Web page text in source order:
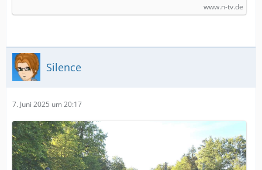
www.n-tv.de
Silence
7. Juni 2025 um 20:17